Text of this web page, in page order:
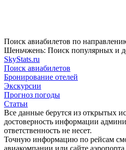
Поиск авиабилетов по
Шеньчжень: Поиск популярных и
SkyStats.ru
Поиск авиабилетов
Бронирование отелей
Экскурсии
Прогноз погоды
Статьи
Все данные берутся из открытых
достоверность информации
ответственность не несет.
Точную информацию по рейсам
авиакомпании или сайте аэропорта.